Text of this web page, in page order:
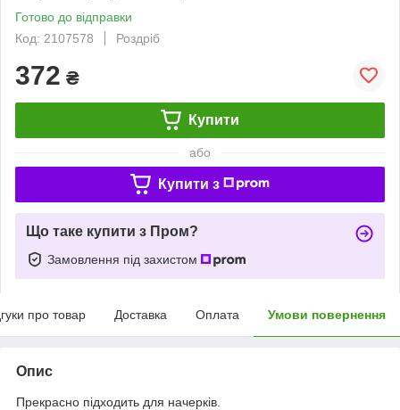
Готово до відправки
Код: 2107578
Роздріб
372 ₴
Купити
або
Купити з
Що таке купити з Пром?
Замовлення під захистом
про товар Доставка Оплата Умови повернення
Опис
Прекрасно підходить для начерків.